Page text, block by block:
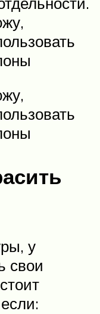
у
свои